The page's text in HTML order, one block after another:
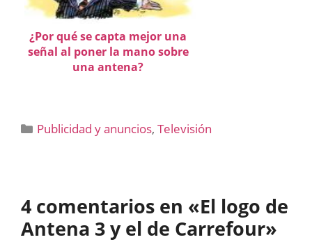
¿Por qué se capta mejor una
señal al poner la mano sobre
una antena?
Categorías
Publicidad y anuncios,Televisión
4 comentarios en «El logo de
Antena 3 y el de Carrefour»